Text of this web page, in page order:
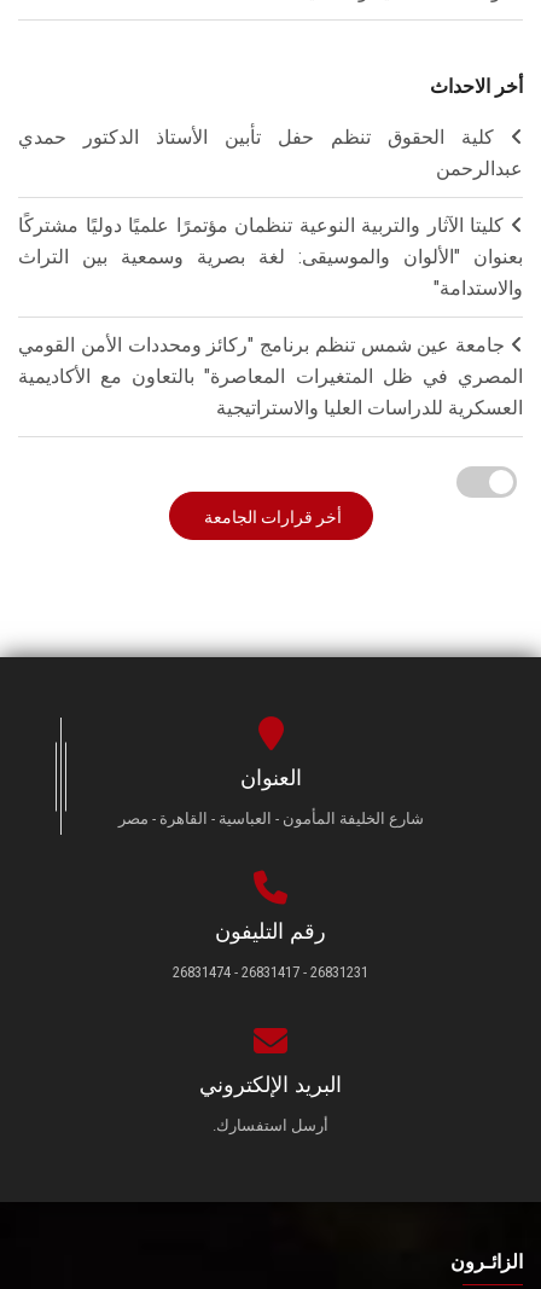
أخر الاحداث
كلية الحقوق تنظم حفل تأبين الأستاذ الدكتور حمدي
عبدالرحمن
كليتا الآثار والتربية النوعية تنظمان مؤتمرًا علميًا دوليًا مشتركًا
بعنوان "الألوان والموسيقى: لغة بصرية وسمعية بين التراث
والاستدامة"
جامعة عين شمس تنظم برنامج "ركائز ومحددات الأمن القومي
المصري في ظل المتغيرات المعاصرة" بالتعاون مع الأكاديمية
العسكرية للدراسات العليا والاستراتيجية
أخر قرارات الجامعة
العنوان
شارع الخليفة المأمون - العباسية - القاهرة - مصر
رقم التليفون
26831231 - 26831417 - 26831474
البريد الإلكتروني
أرسل استفسارك.
الزائـرون